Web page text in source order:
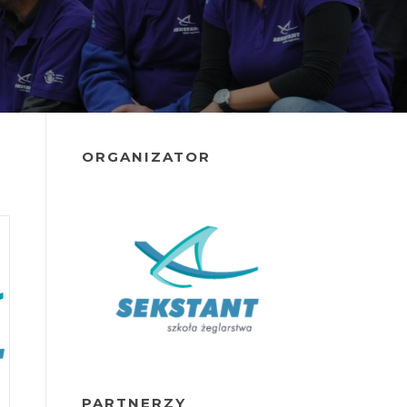
ORGANIZATOR
PARTNERZY